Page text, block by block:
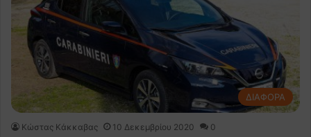
ΔΙΑΦΟΡΑ
Κώστας Κάκκαβας 10 Δεκεμβρίου 2020 0